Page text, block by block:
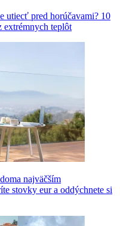
utiecť pred horúčavami? 10
extrémnych teplôt
najväčším
stovky eur a oddýchnete si